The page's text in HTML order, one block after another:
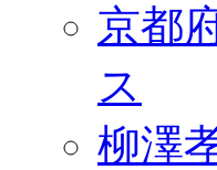
京都
ス
柳澤